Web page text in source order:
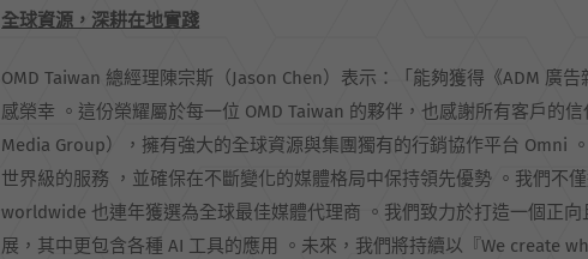
全球資源，深耕在地實踐
OMD Taiwan 總經理陳宗斯（Jason Chen）表示：「能夠獲得《ADM 廣
感榮幸 。這份榮耀屬於每一位 OMD Taiwan 的夥伴，也感謝所有客戶的
Media Group），擁有強大的全球資源與集團獨有的行銷協作平台 Omni
世界級的服務 ，並確保在不斷變化的媒體格局中保持領先優勢 。我們不
worldwide 也連年獲選為全球最佳媒體代理商 。我們致力於打造一個正
展，其中更包含各種 AI 工具的應用 。未來，我們將持續以『We create